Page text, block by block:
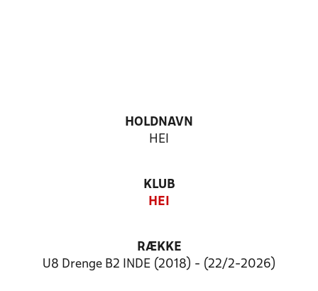
HOLDNAVN
HEI
KLUB
HEI
RÆKKE
U8 Drenge B2 INDE (2018) - (22/2-2026)